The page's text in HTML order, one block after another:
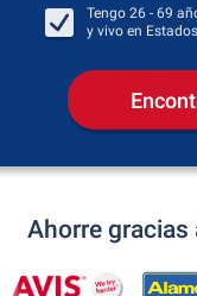
Tengo 26 - 69
y vivo en
Ahorre gracias